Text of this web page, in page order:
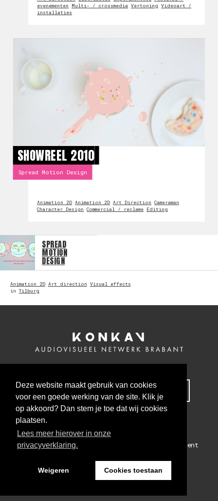
Deze website maakt gebruik van cookies
voor een goede werking van de site. Klik je
op akkoord? Dan stem je toe dat wij cookies
plaatsen.
Lees meer hierover in onze
privacyverklaring.
Weigeren Cookies toestaan
evenementen
Multi- / crossmedia Vertoning Videoart /
installaties
SHOWREEL 2010
Spread Motion Design
Animation 2D Animation 2D Art Direction Cameraman
Character Design Commercial / reclame Editing
SPREAD
MOTION
DESIGN
Animation 2D Art direction Visual effects
in Tilburg
MELD JE NU AAN VOOR ONZE NIEUWSBRIEF
Colofon Algemene voorwaarden Privacy statement